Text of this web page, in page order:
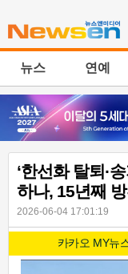
뉴스 연예
‘한선화 탈퇴·
하나, 15년째
2026-06-04 17:01:19
카카오 MY뉴